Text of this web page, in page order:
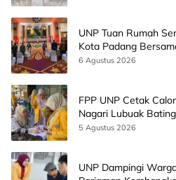
UNP Tuan Rumah
Kota Padang
CEO EMGS Malaysia
6 Agustus 2026
FPP UNP Cetak
Nagari Lubuak
5 Agustus 2026
UNP Dampingi